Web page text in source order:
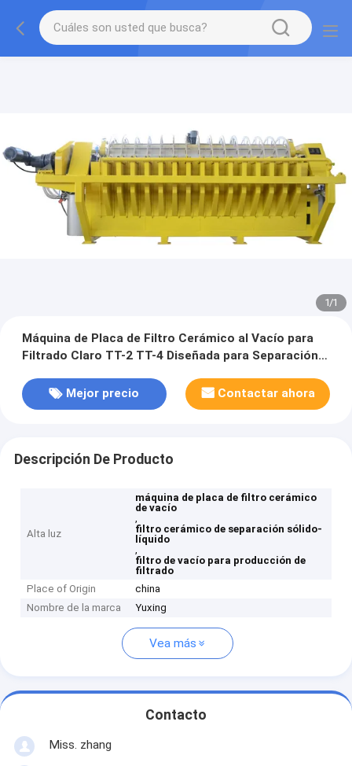
1/1
Máquina de Placa de Filtro Cerámico al Vacío para
Filtrado Claro TT-2 TT-4 Diseñada para Separación
Mejor precio
Contactar ahora
Descripción De Producto
Alta luz
máquina de placa de filtro cerámico
de vacío
,
filtro cerámico de separación sólido-
líquido
,
filtro de vacío para producción de
filtrado
Place of Origin
china
Nombre de la marca
Yuxing
Vea más
Contacto
Miss. zhang